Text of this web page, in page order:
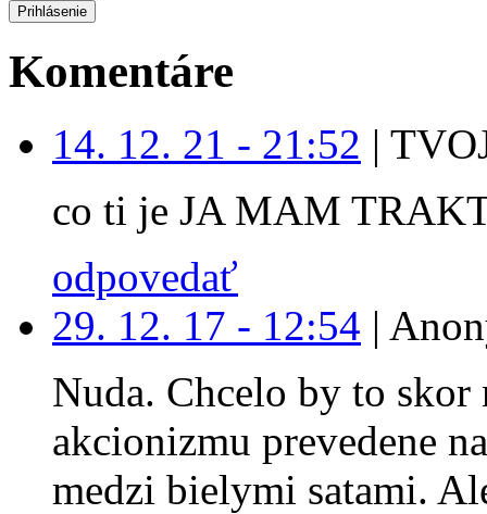
Komentáre
14. 12. 21 - 21:52 |
co ti je JA MAM
odpovedať
29. 12. 17 - 12:54 |
Nuda. Chcelo by to
akcionizmu prevedene
medzi bielymi satami.